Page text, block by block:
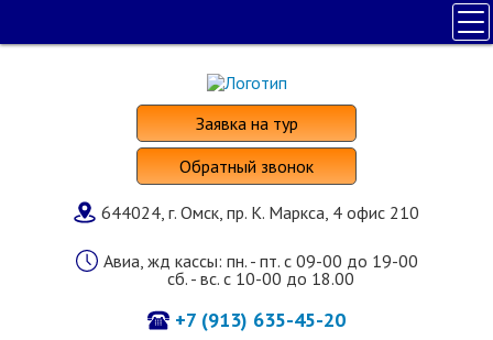
Заявка на тур
Обратный звонок
644024, г. Омск, пр. К. Маркса, 4 офис 210
Авиа, жд кассы: пн. - пт. с 09-00 до 19-00
сб. - вс. с 10-00 до 18.00
+7 (913) 635-45-20
ПОИСК ТУРА
НАШИ УСЛУГИ
СТРАНЫ И ОТЕЛИ
О КОМПАНИИ